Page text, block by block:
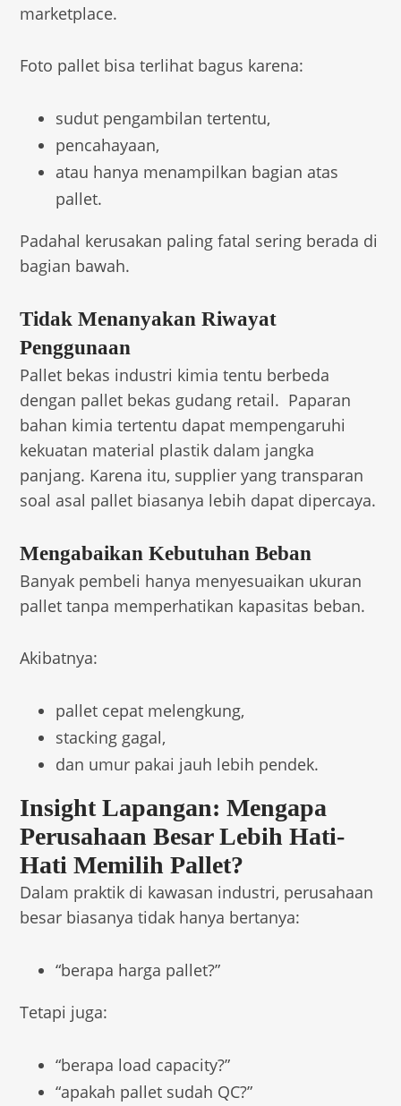
marketplace.
Foto pallet bisa terlihat bagus karena:
sudut pengambilan tertentu,
pencahayaan,
atau hanya menampilkan bagian atas
pallet.
Padahal kerusakan paling fatal sering berada di
bagian bawah.
Tidak Menanyakan Riwayat
Penggunaan
Pallet bekas industri kimia tentu berbeda
dengan pallet bekas gudang retail. Paparan
bahan kimia tertentu dapat mempengaruhi
kekuatan material plastik dalam jangka
panjang. Karena itu, supplier yang transparan
soal asal pallet biasanya lebih dapat dipercaya.
Mengabaikan Kebutuhan Beban
Banyak pembeli hanya menyesuaikan ukuran
pallet tanpa memperhatikan kapasitas beban.
Akibatnya:
pallet cepat melengkung,
stacking gagal,
dan umur pakai jauh lebih pendek.
Insight Lapangan: Mengapa
Perusahaan Besar Lebih Hati-
Hati Memilih Pallet?
Dalam praktik di kawasan industri, perusahaan
besar biasanya tidak hanya bertanya:
“berapa harga pallet?”
Tetapi juga:
“berapa load capacity?”
“apakah pallet sudah QC?”